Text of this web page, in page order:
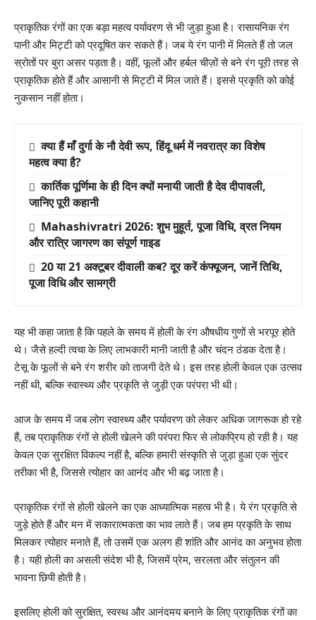
प्राकृतिक रंगों का एक बड़ा महत्व पर्यावरण से भी जुड़ा हुआ है। रासायनिक रंग
पानी और मिट्टी को प्रदूषित कर सकते हैं। जब ये रंग पानी में मिलते हैं तो जल
स्रोतों पर बुरा असर पड़ता है। वहीं, फूलों और हर्बल चीज़ों से बने रंग पूरी तरह से
प्राकृतिक होते हैं और आसानी से मिट्टी में मिल जाते हैं। इससे प्रकृति को कोई
नुकसान नहीं होता।
क्या हैं माँ दुर्गा के नौ देवी रूप, हिंदू धर्म में नवरात्र का विशेष
महत्व क्या है?
कार्तिक पूर्णिमा के ही दिन क्यों मनायी जाती है देव दीपावली,
जानिए पूरी कहानी
Mahashivratri 2026: शुभ मुहूर्त, पूजा विधि, व्रत नियम
और रात्रि जागरण का संपूर्ण गाइड
20 या 21 अक्टूबर दीवाली कब? दूर करें कंफ्यूजन, जानें तिथि,
पूजा विधि और सामग्री
यह भी कहा जाता है कि पहले के समय में होली के रंग औषधीय गुणों से भरपूर होते
थे। जैसे हल्दी त्वचा के लिए लाभकारी मानी जाती है और चंदन ठंडक देता है।
टेसू के फूलों से बने रंग शरीर को ताजगी देते थे। इस तरह होली केवल एक उत्सव
नहीं थी, बल्कि स्वास्थ्य और प्रकृति से जुड़ी एक परंपरा भी थी।
आज के समय में जब लोग स्वास्थ्य और पर्यावरण को लेकर अधिक जागरूक हो रहे
हैं, तब प्राकृतिक रंगों से होली खेलने की परंपरा फिर से लोकप्रिय हो रही है। यह
केवल एक सुरक्षित विकल्प नहीं है, बल्कि हमारी संस्कृति से जुड़ा हुआ एक सुंदर
तरीका भी है, जिससे त्योहार का आनंद और भी बढ़ जाता है।
प्राकृतिक रंगों से होली खेलने का एक आध्यात्मिक महत्व भी है। ये रंग प्रकृति से
जुड़े होते हैं और मन में सकारात्मकता का भाव लाते हैं। जब हम प्रकृति के साथ
मिलकर त्योहार मनाते हैं, तो उसमें एक अलग ही शांति और आनंद का अनुभव होता
है। यही होली का असली संदेश भी है, जिसमें प्रेम, सरलता और संतुलन की
भावना छिपी होती है।
इसलिए होली को सुरक्षित, स्वस्थ और आनंदमय बनाने के लिए प्राकृतिक रंगों का